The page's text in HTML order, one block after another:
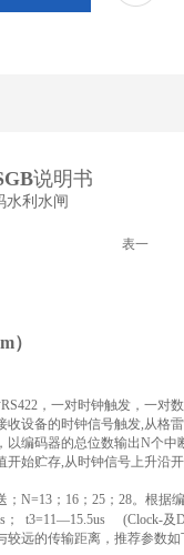
说明书
表一
）
，一对时钟触发，一对数
收设备的时钟信号触发,从格
以编码器的总位数输出N个
始贮存,从时钟信号上升沿
；N=13；16；25；28。根据
；t3=11—15.5us (Clock-及
远的传输距离，推荐参数如